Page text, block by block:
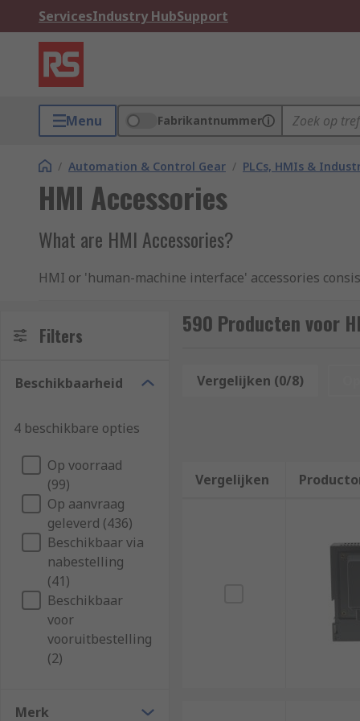
ServicesIndustry HubSupport
Menu Fabrikantnummer
/ Automation & Control Gear / PLCs, HMIs &
HMI Accessories
What are HMI Accessories?
HMI or 'human-machine interface' accessories
There's an extensive list of accessories for
Enclosures
Adapters
Connectors
Controllers
Protective Sheets
These types of accessories help HMI's operate
Filters
Beschikbaarheid
4 beschikbare opties
Op voorraad
(99)
Op aanvraag
geleverd (436)
Beschikbaar via
nabestelling
(41)
Beschikbaar
voor
vooruitbestelling
(2)
Merk
590 Producten voor
Vergelijken (0/8)
Vergelijken